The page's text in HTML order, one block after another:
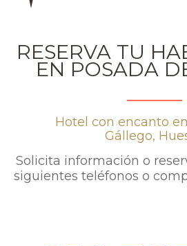
RESERVA TU
EN POSADA
Hotel con encanto
Gállego,
Solicita información o
siguientes teléfonos o